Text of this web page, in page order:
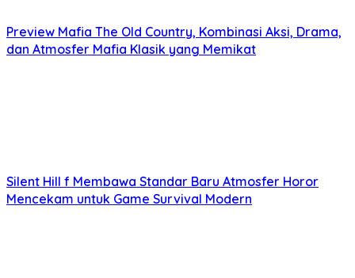
Preview Mafia The Old Country, Kombinasi Aksi, Drama,
dan Atmosfer Mafia Klasik yang Memikat
Silent Hill f Membawa Standar Baru Atmosfer Horor
Mencekam untuk Game Survival Modern